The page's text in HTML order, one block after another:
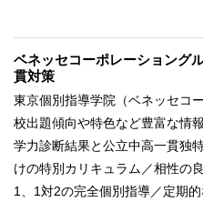
ベネッセコーポレーショング
貫対策
東京個別指導学院（ベネッセコ
校出題傾向や特色など豊富な情
学力診断結果と公立中高一貫独
けの特別カリキュラム／相性の
1、1対2の完全個別指導／定期